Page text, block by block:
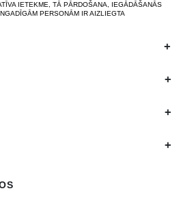
IETEKME, TĀ PĀRDOŠANA, IEGĀDĀŠANĀS
PERSONĀM IR AIZLIEGTA